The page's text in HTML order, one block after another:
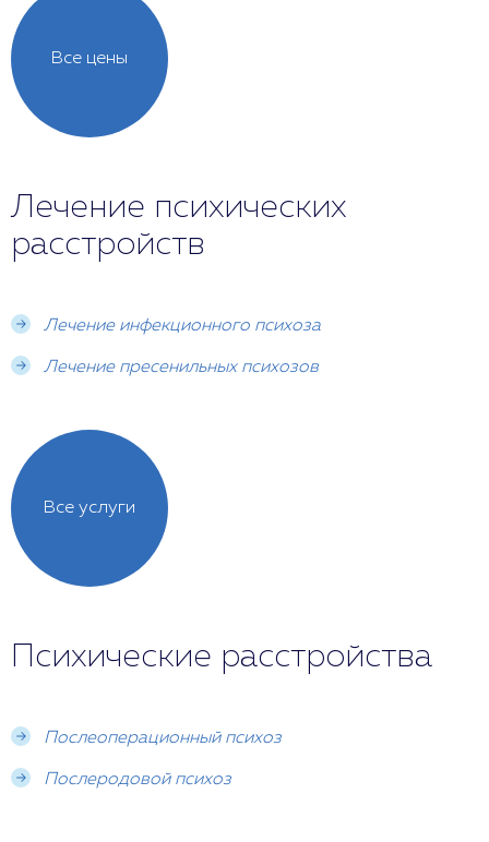
Все цены
Лечение психических
расстройств
Лечение инфекционного психоза
Лечение пресенильных психозов
Все услуги
Психические расстройства
Послеоперационный психоз
Послеродовой психоз